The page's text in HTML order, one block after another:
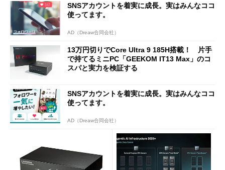
SNSアカウントを着実に成長。実はみんなココ
使ってます。
AD（Dreaw合同会社）
13万円切りでCore Ultra 9 185H搭載！ 片手
で持てるミニPC「GEEKOM IT13 Max」のコ
スパと実力を検証する
SNSアカウントを着実に成長。実はみんなココ
使ってます。
AD（Dreaw合同会社）